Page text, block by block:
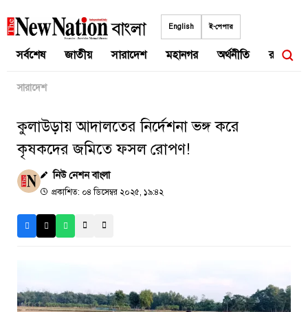
to
English ই-পেপার
সর্বশেষ জাতীয় সারাদেশ মহানগর অর্থনীতি রাজনীতি
সারাদেশ
কুলাউড়ায় আদালতের নির্দেশনা ভঙ্গ করে
কৃষকদের জমিতে ফসল রোপণ!
নিউ নেশন বাংলা
প্রকাশিত: ০৪ ডিসেম্বর ২০২৫, ১৯:৪২